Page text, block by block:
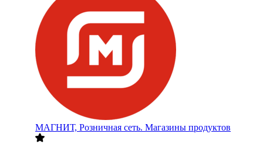
МАГНИТ, Розничная сеть. Магазины продуктов